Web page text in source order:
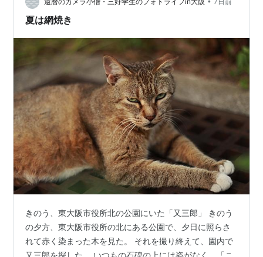
私が近づくと目を開けてこちらをにらんだ
夏は網焼き
きのう、東大阪市役所北の公園にいた「又三郎」 きのう
の夕方、東大阪市役所の北にある公園で、夕日に照らさ
れて赤く染まった木を見た。 それを撮り終えて、園内で